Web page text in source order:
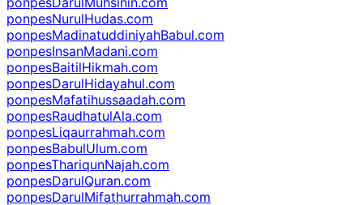
ponpesNurulHudas.com
ponpesMadinatuddiniyahBabul.com
ponpesInsanMadani.com
ponpesBaitilHikmah.com
ponpesDarulHidayahul.com
ponpesMafatihussaadah.com
ponpesRaudhatulAla.com
ponpesLiqaurrahmah.com
ponpesBabulUlum.com
ponpesThariqunNajah.com
ponpesDarulQuran.com
ponpesDarulMifathurrahmah.com